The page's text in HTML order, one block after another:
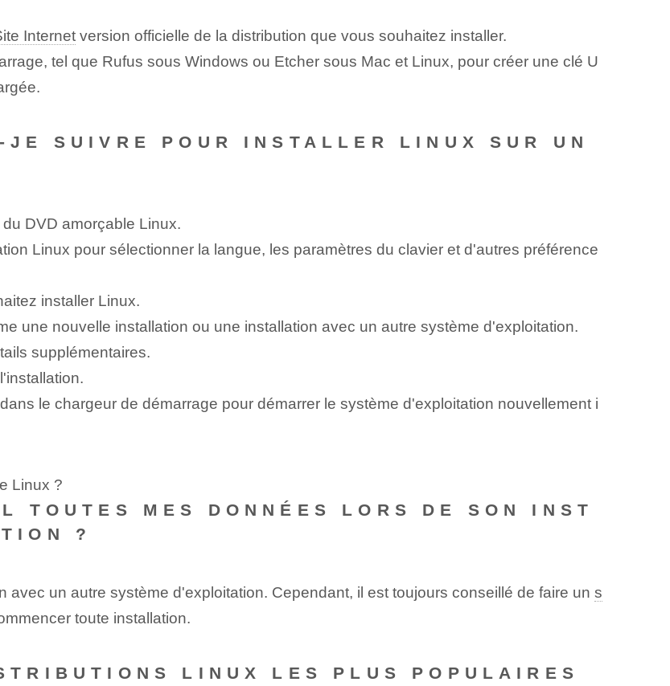
Internetversion officielle de la distribution que vous souhaitez installer.
tel que Rufus sous Windows ou Etcher sous Mac et Linux, pour créer une clé U
SUIVRE POUR INSTALLER LINUX SUR UN
DVD amorçable Linux.
Linux pour sélectionner la langue, les paramètres du clavier et d'autres préférence
installer Linux.
une nouvelle installation ou une installation avec un autre système d'exploitation.
supplémentaires.
le chargeur de démarrage pour démarrer le système d'exploitation nouvellement i
Linux ?
TOUTES MES DONNÉES LORS DE SON INST
?
un autre système d'exploitation. Cependant, il est toujours conseillé de faire un s
toute installation.
LINUX LES PLUS POPULAIRES